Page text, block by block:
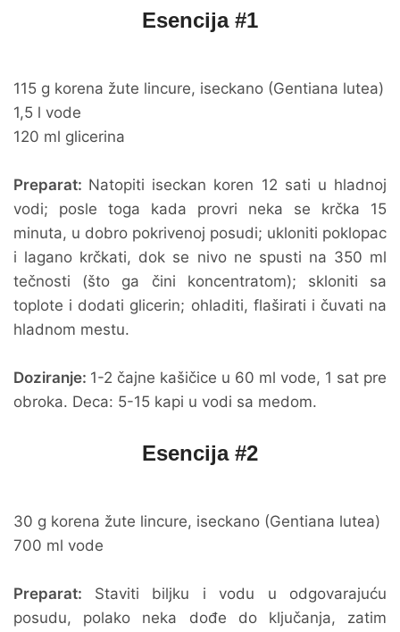
Esencija #1
115 g korena žute lincure, iseckano (Gentiana lutea)
1,5 l vode
120 ml glicerina
Preparat: Natopiti iseckan koren 12 sati u hladnoj
vodi; posle toga kada provri neka se krčka 15
minuta, u dobro pokrivenoj posudi; ukloniti poklopac
i lagano krčkati, dok se nivo ne spusti na 350 ml
tečnosti (što ga čini koncentratom); skloniti sa
toplote i dodati glicerin; ohladiti, flaširati i čuvati na
hladnom mestu.
Doziranje: 1-2 čajne kašičice u 60 ml vode, 1 sat pre
obroka. Deca: 5-15 kapi u vodi sa medom.
Esencija #2
30 g korena žute lincure, iseckano (Gentiana lutea)
700 ml vode
Preparat: Staviti biljku i vodu u odgovarajuću
posudu, polako neka dođe do ključanja, zatim